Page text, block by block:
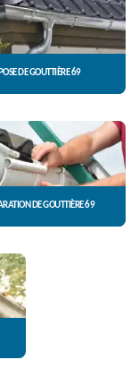
POSE DE GOUTTIÈRE 69
DE GOUTTIÈRE 69